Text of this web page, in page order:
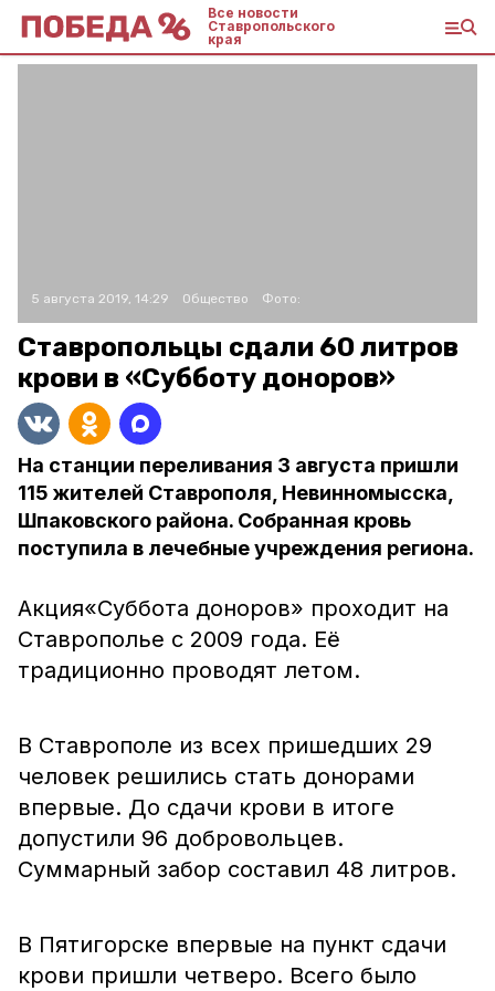
Все новости
Ставропольского
края
5 августа 2019, 14:29 Общество Фото:
Ставропольцы сдали 60 литров
крови в «Субботу доноров»
На станции переливания 3 августа пришли
115 жителей Ставрополя, Невинномысска,
Шпаковского района. Собранная кровь
поступила в лечебные учреждения региона.
Акция«Суббота доноров» проходит на
Ставрополье с 2009 года. Её
традиционно проводят летом.
В Ставрополе из всех пришедших 29
человек решились стать донорами
впервые. До сдачи крови в итоге
допустили 96 добровольцев.
Суммарный забор составил 48 литров.
В Пятигорске впервые на пункт сдачи
крови пришли четверо. Всего было